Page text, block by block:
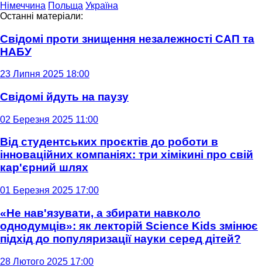
Німеччина Польща Україна
Останні матеріали:
Свідомі проти знищення незалежності САП та
НАБУ
23 Липня 2025 18:00
Свідомі йдуть на паузу
02 Березня 2025 11:00
Від студентських проєктів до роботи в
інноваційних компаніях: три хімікині про свій
кар'єрний шлях
01 Березня 2025 17:00
«Не нав'язувати, а збирати навколо
однодумців»: як лекторій Science Kids змінює
підхід до популяризації науки серед дітей?
28 Лютого 2025 17:00